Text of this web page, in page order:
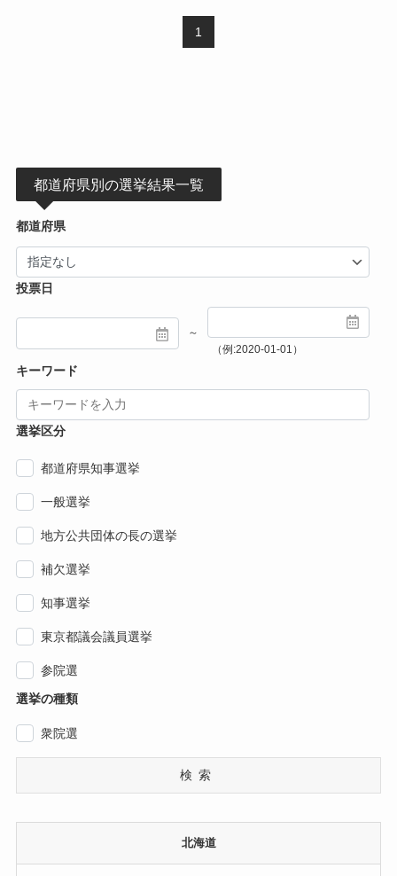
1
都道府県別の選挙結果一覧
都道府県
投票日
～
（例:2020-01-01）
キーワード
選挙区分
都道府県知事選挙
一般選挙
地方公共団体の長の選挙
補欠選挙
知事選挙
東京都議会議員選挙
参院選
選挙の種類
衆院選
検索
北海道